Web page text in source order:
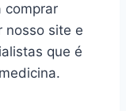
comprar
nosso site e
que é